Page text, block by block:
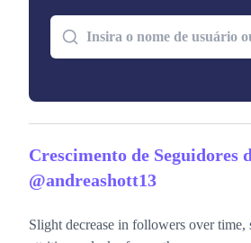
Crescimento de Seguidores
@andreashott13
Slight decrease in followers over time,